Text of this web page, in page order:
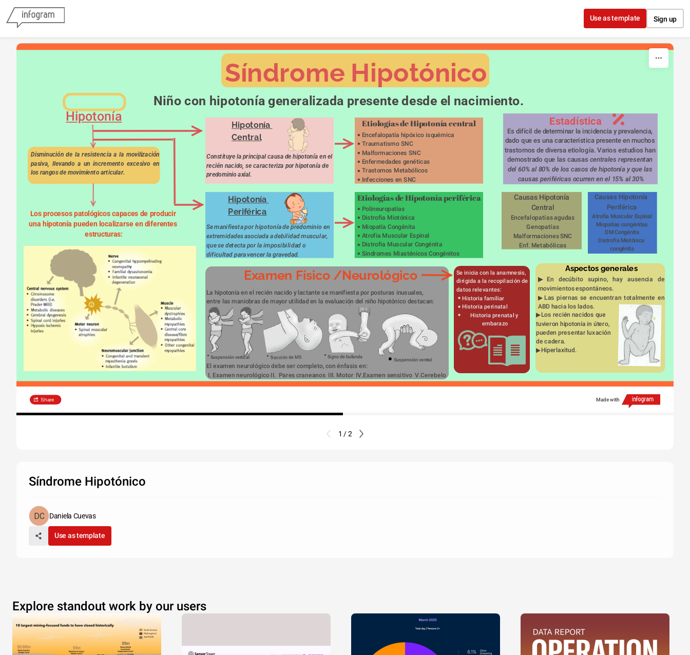
Use as template Sign up
Síndrome Hipotónico
Niño con hipotonía generalizada presente desde el nacimiento.
Hipotonía Estadística
Etiologías de Hipotonía central
Hipotonía
Central
Es difícil de determinar la incidencia y prevalencia,
dado que es una característica presente en muchos
trastornos de diversa etiología. Varios estudios han
demostrado que las causas centrales representan
del 60% al 80% de los casos de hipotonía y que las
causas periféricas ocurren en el 15% al ​​30%
Encefalopatía hipóxico isquémica
Traumatismo SNC
Malformaciones SNC
Enfermedades genéticas
Trastornos Metabólicos
Infecciones en SNC
Disminución de la resistencia a la movilización
pasiva, llevando a un incremento excesivo en
los rangos de movimiento articular.
Constituye la principal causa de hipotonía en el
recién nacido, se caracteriza por hipotonía de
predominio axial.
Etiologías de Hipotonía periférica Causas Hipotonía
Central
Encefalopatías agudas
Genopatías
Malformaciones SNC
Enf. Metabólicas
Causas Hipotonía
Periférica
Atrofia Muscular Espinal
Miopatías congénitas
DM Congénita
Distrofia Miotónica
congénita
Hipotonía
Periférica
Polineuropatías
Distrofia Miotónica
Miopatía Congénita
Atrofia Muscular Espinal
Distrofia Muscular Congénita
Sindromes Miasténicos Congénitos
Los procesos patológicos capaces de producir
una hipotonía pueden localizarse en diferentes
estructuras:
Se manifiesta por hipotonía de predominio en
extremidades asociada a debilidad muscular,
que se detecta por la imposibilidad o
dificultad para vencer la gravedad.
Aspectos generales
▶ En decúbito supino, hay ausencia de
movimientos espontáneos.
▶Las piernas se encuentran totalmente en
ABD hacia los lados.
Examen Físico /Neurológico Se inicia con la anamnesis,
dirigida a la recopilación de
datos relevantes:
Historia familiar
Historia perinatal
Historia prenatal y
embarazo
La hipotonía en el recién nacido y lactante se manifiesta por posturas inusuales,
entre las maniobras de mayor utilidad en la evaluación del niño hipotónico destacan:
▶Los recién nacidos que
tuvieron hipotonía in útero,
pueden presentar luxación
de cadera.
▶Hiperlaxitud.
Tracción de MS Signo de bufanda
Suspensión vertical Suspensión ventral
El examen neurológico debe ser completo, con énfasis en:
I. Examen neurológico II.  Pares craneanos  III. Motor  IV.Examen sensitivo  V.Cerebelo
Share Made with
1 / 2
Síndrome Hipotónico
Daniela Cuevas
Use as template
Explore standout work by our users